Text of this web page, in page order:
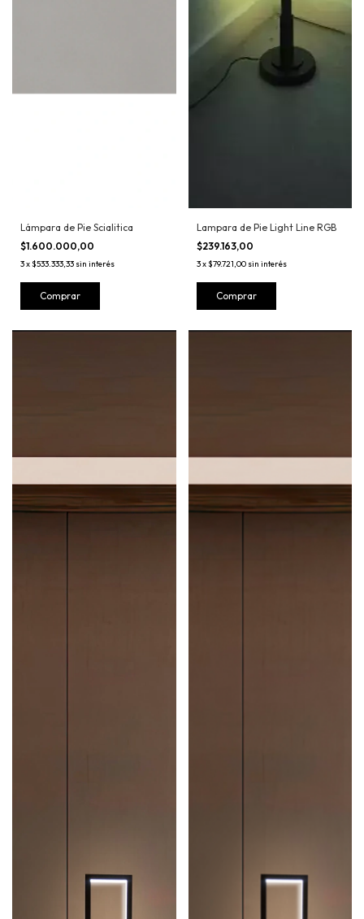
Lámpara de Pie Scialitica
$1.600.000,00
3x$533.333,33 sin interés
Comprar
Lampara de Pie Light Line RGB
$239.163,00
3x$79.721,00 sin interés
Comprar